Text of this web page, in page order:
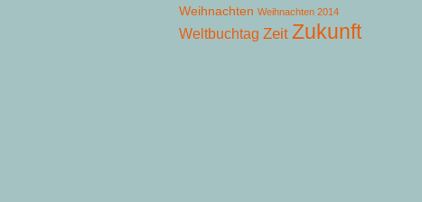
Weihnachten Weihnachten 2014
Weltbuchtag Zeit Zukunft